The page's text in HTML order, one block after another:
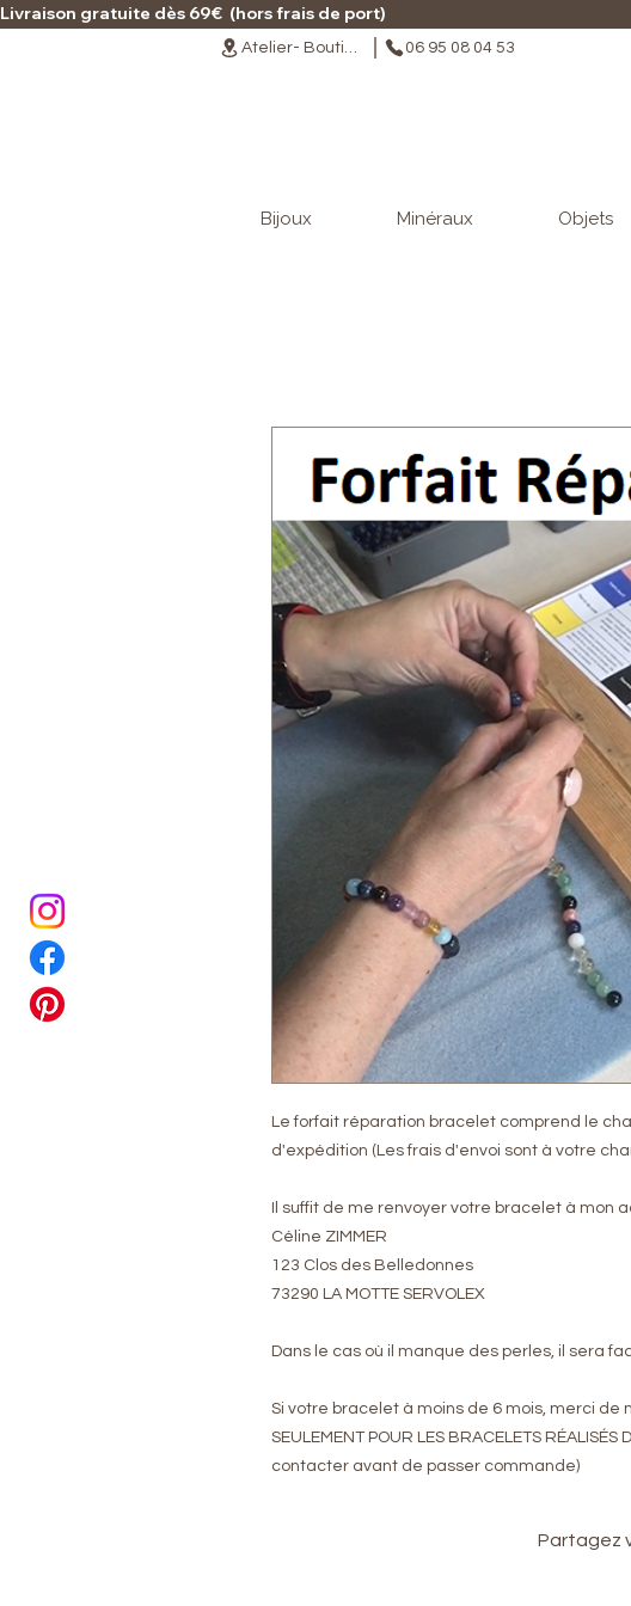
Livraison
06 95 08 04 53
Bijoux Minéraux Objets
Le forfait réparation bracelet comprend le
d'expédition (Les frais d'envoi sont à votre
Il suffit de me renvoyer votre bracelet à mon
Céline ZIMMER
123 Clos des Belledonnes
73290 LA MOTTE SERVOLEX
Dans le cas où il manque des perles, il sera
Si votre bracelet à moins de 6 mois, merci de
SEULEMENT POUR LES BRACELETS RÉALISÉS
contacter avant de passer commande)
Partagez